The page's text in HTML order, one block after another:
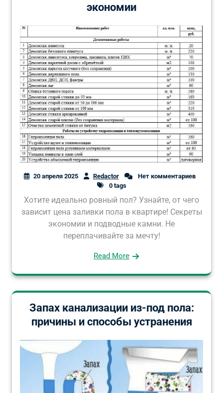
экономии
20 апреля 2025 Redactor
Нет комментариев
0 tags
Хотите идеально ровный пол? Узнайте, от чего
зависит цена заливки пола в квартире! Секреты
экономии и подводные камни. Не
переплачивайте за мечту!
Read More
Запах канализации из-под пола:
причины и способы устранения